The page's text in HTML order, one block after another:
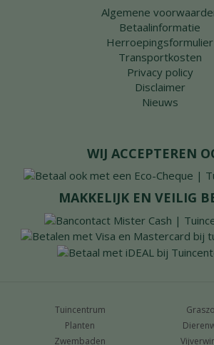
Algemene
Betaalinformatie
Herroepingsformulier
Transportkosten
Privacy policy
Disclaimer
Nieuws
WIJ ACCEPTEREN
MAKKELIJK EN VEILIG
Tuincentrum
Planten
Zwembaden